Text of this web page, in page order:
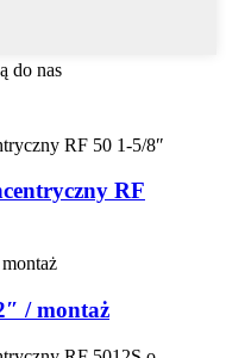
do nas
RF
/ montaż